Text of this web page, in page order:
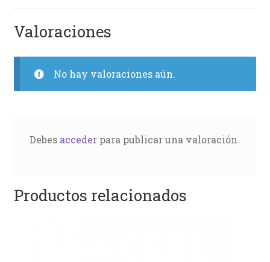
Valoraciones
No hay valoraciones aún.
Debes accederpara publicar una valoración.
Productos relacionados